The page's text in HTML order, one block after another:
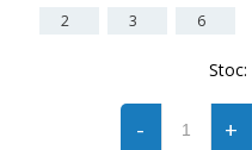
2 3 6
Stoc:
- +